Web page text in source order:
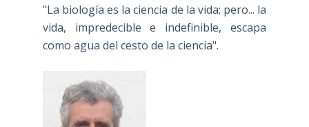
"La biología es la ciencia de la vida; pero... la
vida, impredecible e indefinible, escapa
como agua del cesto de la ciencia".